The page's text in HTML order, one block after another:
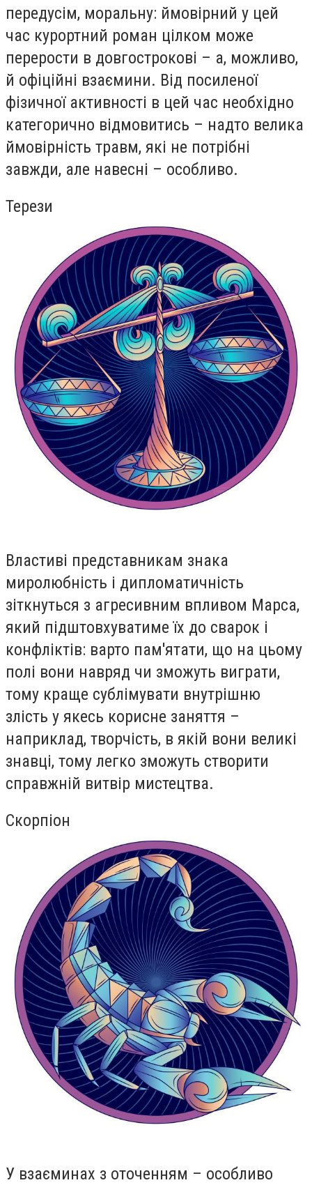
передусім, моральну: ймовірний у цей
час курортний роман цілком може
перерости в довгострокові – а, можливо,
й офіційні взаємини. Від посиленої
фізичної активності в цей час необхідно
категорично відмовитись – надто велика
ймовірність травм, які не потрібні
завжди, але навесні – особливо.
Терези
Властиві представникам знака
миролюбність і дипломатичність
зіткнуться з агресивним впливом Марса,
який підштовхуватиме їх до сварок і
конфліктів: варто пам'ятати, що на цьому
полі вони навряд чи зможуть виграти,
тому краще сублімувати внутрішню
злість у якесь корисне заняття –
наприклад, творчість, в якій вони великі
знавці, тому легко зможуть створити
справжній витвір мистецтва.
Скорпіон
У взаєминах з оточенням – особливо